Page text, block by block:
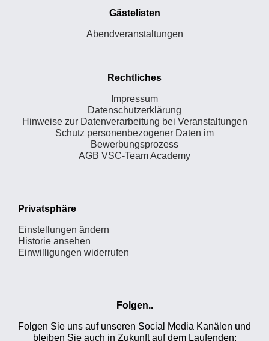
Gästelisten
Abendveranstaltungen
Rechtliches
Impressum
Datenschutzerklärung
Hinweise zur Datenverarbeitung bei Veranstaltungen
Schutz personenbezogener Daten im
Bewerbungsprozess
AGB VSC-Team Academy
Privatsphäre
Einstellungen ändern
Historie ansehen
Einwilligungen widerrufen
Folgen..
Folgen Sie uns auf unseren Social Media Kanälen und
bleiben Sie auch in Zukunft auf dem Laufenden: